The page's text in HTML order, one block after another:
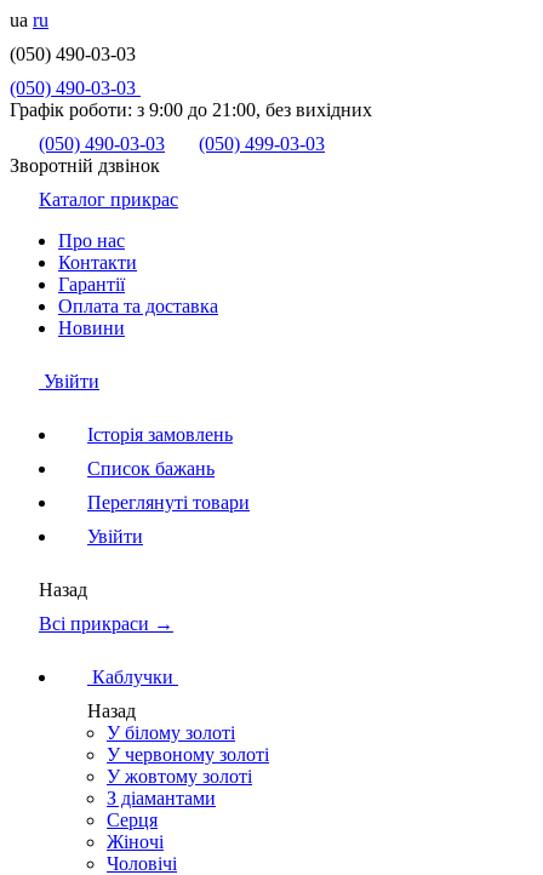
ua ru
(050) 490-03-03
(050) 490-03-03
Графік роботи: з 9:00 до 21:00, без вихідних
(050) 490-03-03
(050) 499-03-03
Зворотній дзвінок
Каталог прикрас
Про нас
Контакти
Гарантії
Оплата та доставка
Новини
Увійти
Історія замовлень
Список бажань
Переглянуті товари
Увійти
Назад
Всі прикраси →
Каблучки
Назад
У білому золоті
У червоному золоті
У жовтому золоті
З діамантами
Серця
Жіночі
Чоловічі